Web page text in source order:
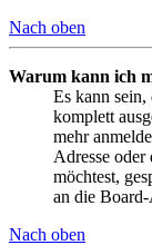
Nach oben
Warum kann ich
Es kann
komplett
mehr
Adresse
möchtest,
an die
Nach oben